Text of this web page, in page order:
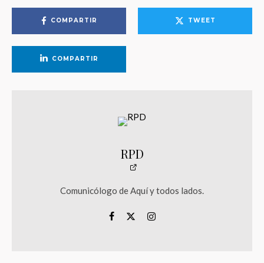
COMPARTIR TWEET
COMPARTIR
RPD
Comunicólogo de Aquí y todos lados.